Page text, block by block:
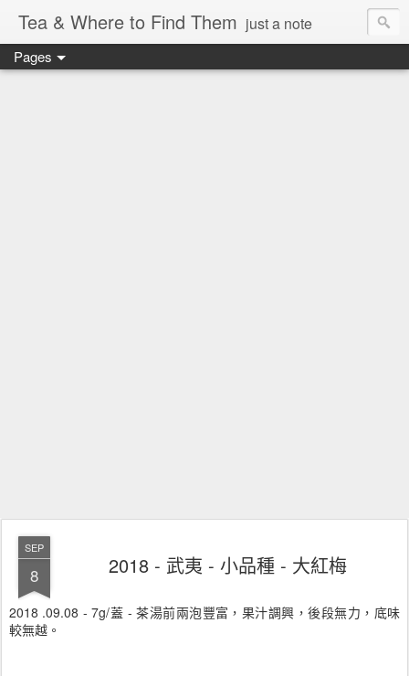
Tea & Where to Find Them just a note
Pages
SEP
8 2018 - 武夷 - 小品種 - 大紅梅
2018 .09.08 - 7g/蓋 - 茶湯前兩泡豐富，果汁調興，後段無力，底味
較無越。